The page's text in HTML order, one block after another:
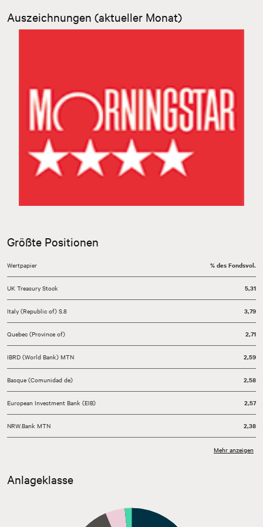
Auszeichnungen (aktueller Monat)
Größte Positionen
Wertpapier % des Fondsvol.
UK Treasury Stock 5,31
Italy (Republic of) S.8 3,79
Quebec (Province of) 2,71
IBRD (World Bank) MTN 2,59
Basque (Comunidad de) 2,58
European Investment Bank (EIB) 2,57
NRW.Bank MTN 2,38
2,11
Mehr anzeigen
Anlageklasse